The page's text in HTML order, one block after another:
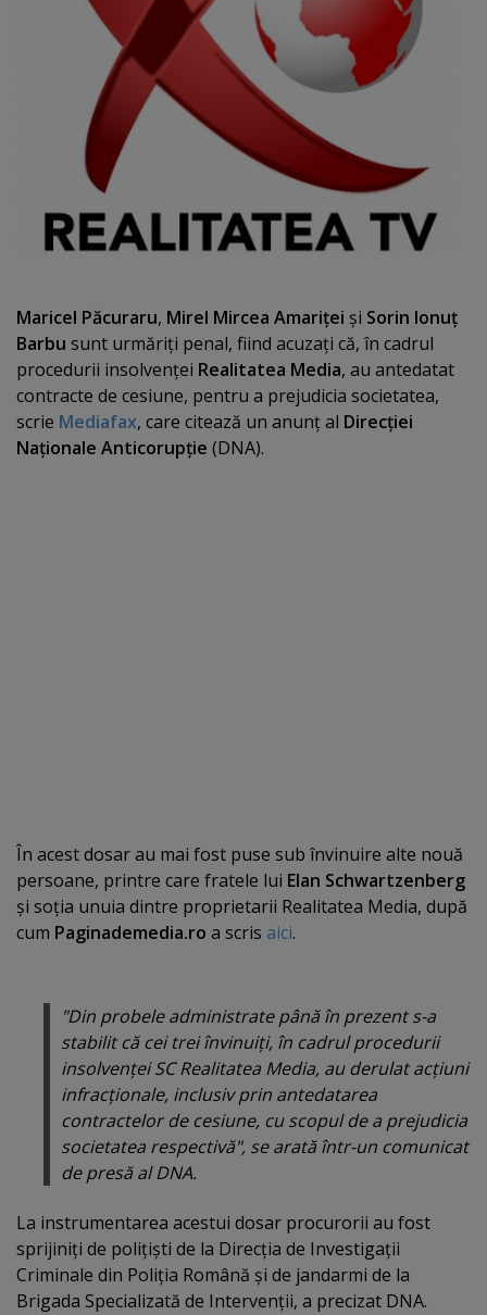
Maricel Păcuraru, Mirel Mircea Amariţei şi Sorin Ionuţ
Barbu sunt urmăriţi penal, fiind acuzaţi că, în cadrul
procedurii insolvenţei Realitatea Media, au antedatat
contracte de cesiune, pentru a prejudicia societatea,
scrie Mediafax, care citează un anunţ al Direcţiei
Naţionale Anticorupţie (DNA).
În acest dosar au mai fost puse sub învinuire alte nouă
persoane, printre care fratele lui Elan Schwartzenberg
şi soţia unuia dintre proprietarii Realitatea Media, după
cum Paginademedia.ro a scris aici.
"Din probele administrate până în prezent s-a
stabilit că cei trei învinuiţi, în cadrul procedurii
insolvenţei SC Realitatea Media, au derulat acţiuni
infracţionale, inclusiv prin antedatarea
contractelor de cesiune, cu scopul de a prejudicia
societatea respectivă", se arată într-un comunicat
de presă al DNA.
La instrumentarea acestui dosar procurorii au fost
sprijiniţi de poliţişti de la Direcţia de Investigaţii
Criminale din Poliţia Română şi de jandarmi de la
Brigada Specializată de Intervenţii, a precizat DNA.